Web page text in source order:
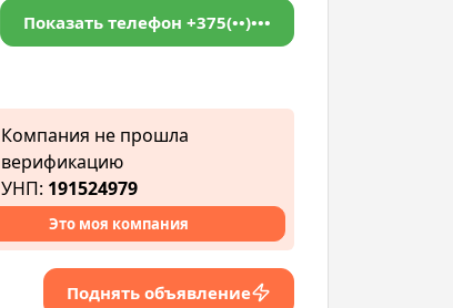
Показать телефон +375(••)•••
Компания не прошла
верификацию
УНП: 191524979
Это моя компания
Поднять объявление